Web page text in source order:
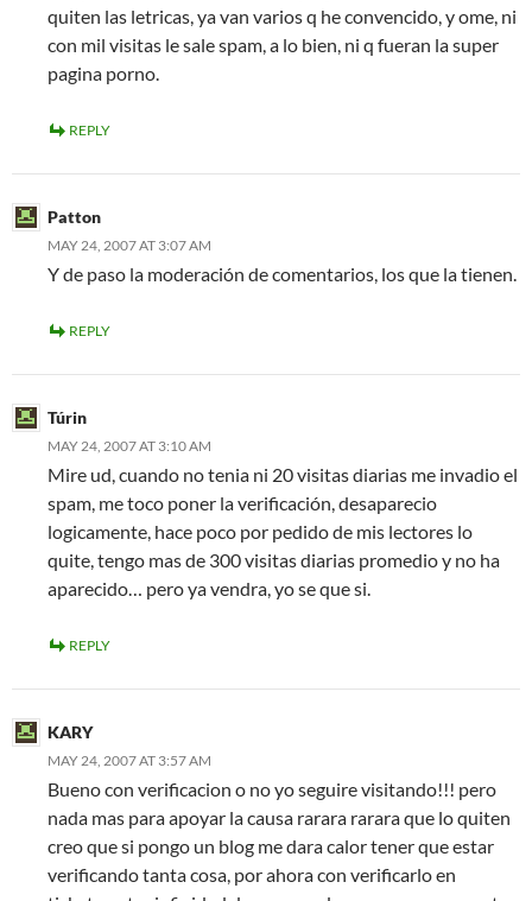
quiten las letricas, ya van varios q he convencido, y ome, ni
con mil visitas le sale spam, a lo bien, ni q fueran la super
pagina porno.
REPLY
Patton
MAY 24, 2007 AT 3:07 AM
Y de paso la moderación de comentarios, los que la tienen.
REPLY
Túrin
MAY 24, 2007 AT 3:10 AM
Mire ud, cuando no tenia ni 20 visitas diarias me invadio el
spam, me toco poner la verificación, desaparecio
logicamente, hace poco por pedido de mis lectores lo
quite, tengo mas de 300 visitas diarias promedio y no ha
aparecido… pero ya vendra, yo se que si.
REPLY
KARY
MAY 24, 2007 AT 3:57 AM
Bueno con verificacion o no yo seguire visitando!!! pero
nada mas para apoyar la causa rarara rarara que lo quiten
creo que si pongo un blog me dara calor tener que estar
verificando tanta cosa, por ahora con verificarlo en